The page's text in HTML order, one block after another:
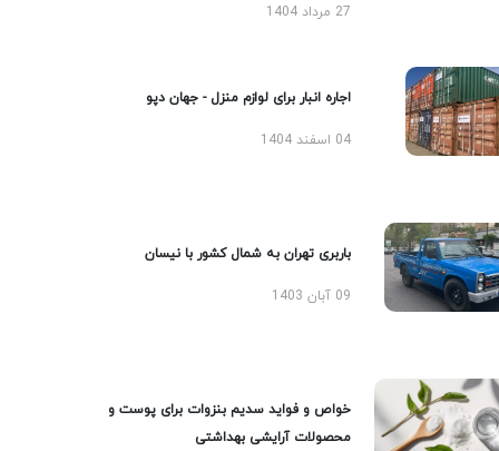
27 مرداد 1404
اجاره انبار برای لوازم منزل - جهان دپو
04 اسفند 1404
باربری تهران به شمال کشور با نیسان
09 آبان 1403
خواص و فواید سدیم بنزوات برای پوست و
محصولات آرایشی بهداشتی